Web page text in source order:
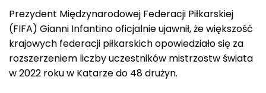
Prezydent Międzynarodowej Federacji Piłkarskiej
(FIFA) Gianni Infantino oficjalnie ujawnił, że większość
krajowych federacji piłkarskich opowiedziało się za
rozszerzeniem liczby uczestników mistrzostw świata
w 2022 roku w Katarze do 48 drużyn.